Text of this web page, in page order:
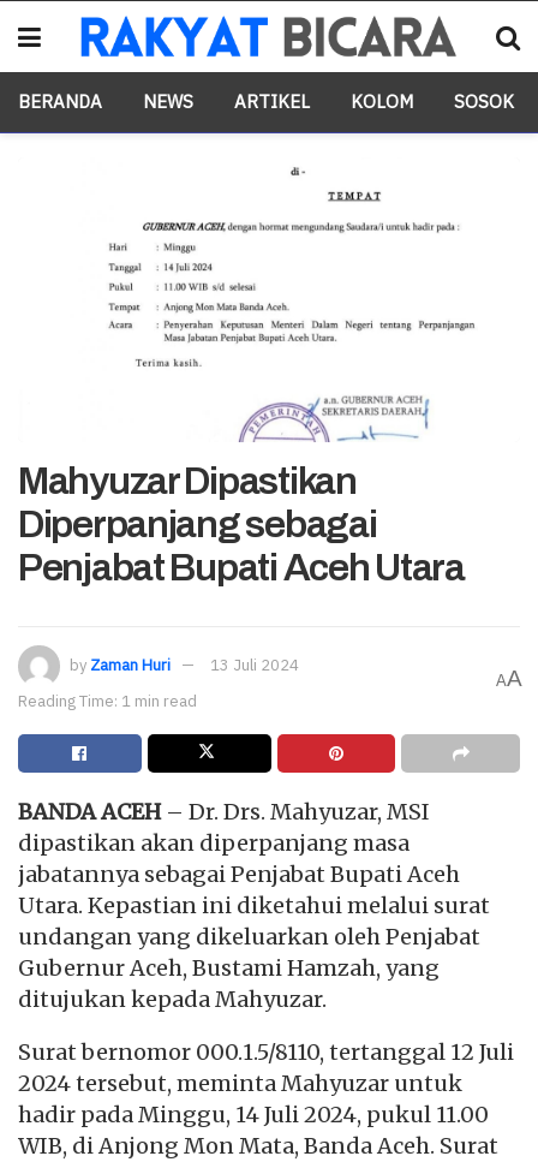
BERANDA NEWS ARTIKEL KOLOM SOSOK
Mahyuzar Dipastikan
Diperpanjang sebagai
Penjabat Bupati Aceh Utara
by Zaman Huri
13 Juli 2024
Reading Time: 1 min read
AA
BANDA ACEH– Dr. Drs. Mahyuzar, MSI
dipastikan akan diperpanjang masa
jabatannya sebagai Penjabat Bupati Aceh
Utara. Kepastian ini diketahui melalui surat
undangan yang dikeluarkan oleh Penjabat
Gubernur Aceh, Bustami Hamzah, yang
ditujukan kepada Mahyuzar.
Surat bernomor 000.1.5/8110, tertanggal 12 Juli
2024 tersebut, meminta Mahyuzar untuk
hadir pada Minggu, 14 Juli 2024, pukul 11.00
WIB, di Anjong Mon Mata, Banda Aceh. Surat